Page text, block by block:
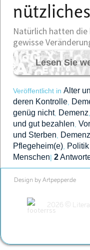
Natürlich hatten die
gewisse
Lesen Sie
Veröffentlicht in Alter
deren Kontrolle
genüg nicht, Demenz
und gut bezahlen
und Sterben
Demenz
Pflegeheim(e)
Menschen| 2
2026 ©
Design by Artpepper.de